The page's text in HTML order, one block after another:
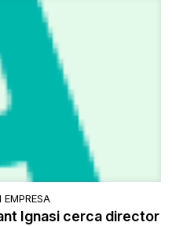
Ignasi cerca director